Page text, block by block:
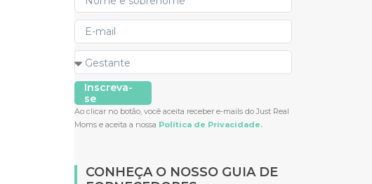
Inscreva-
se
Ao clicar no botão, você aceita receber e-mails do Just Real
Moms e aceita a nossa Política de Privacidade.
CONHEÇA O NOSSO GUIA DE